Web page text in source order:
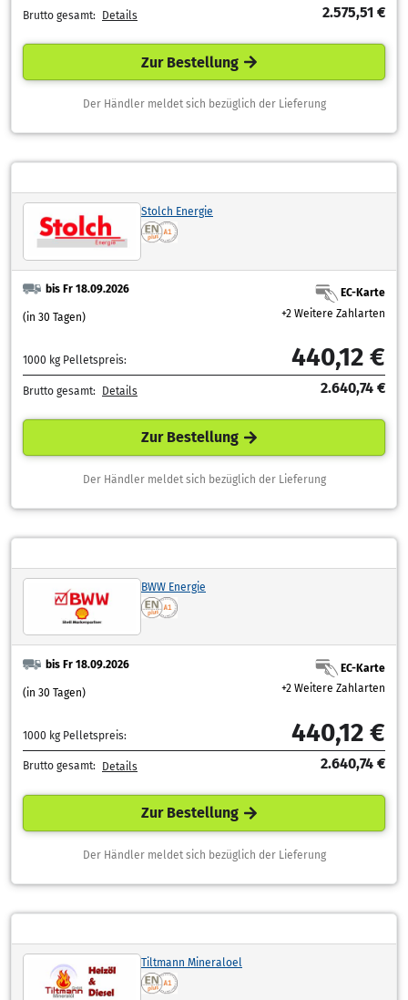
Brutto gesamt: Details 2.575,51 €
Zur Bestellung
Der Händler meldet sich bezüglich der Lieferung
Stolch Energie
bis Fr 18.09.2026
(in 30 Tagen)
EC-Karte
+2 Weitere Zahlarten
1000 kg Pelletspreis: 440,12 €
Brutto gesamt: Details 2.640,74 €
Zur Bestellung
Der Händler meldet sich bezüglich der Lieferung
BWW Energie
bis Fr 18.09.2026
(in 30 Tagen)
EC-Karte
+2 Weitere Zahlarten
1000 kg Pelletspreis: 440,12 €
Brutto gesamt: Details 2.640,74 €
Zur Bestellung
Der Händler meldet sich bezüglich der Lieferung
Tiltmann Mineraloel